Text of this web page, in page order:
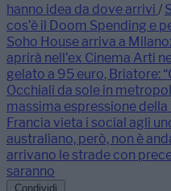
hanno idea da dove arrivi /
cos’è il Doom Spending e
Soho House arriva a
aprirà nell’ex Cinema Arti
gelato a 95 euro, Briatore:
Occhiali da sole in
massima espressione
Francia vieta i social agli
australiano, però, non è
arrivano le strade con
saranno
Condividi